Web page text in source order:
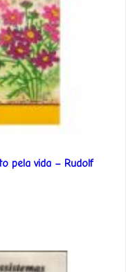
pela vida – Rudolf